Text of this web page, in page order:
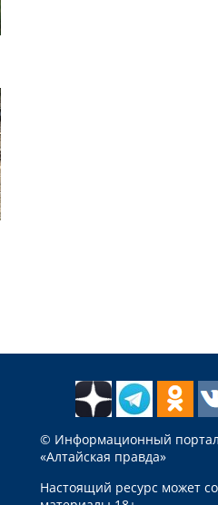
© Информационный портал
«Алтайская правда»
Настоящий ресурс может